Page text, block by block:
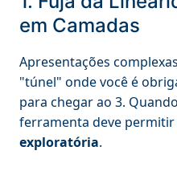
em Camadas
Apresentações
"túnel" onde você é
para chegar ao 3.
ferramenta deve permitir
exploratória.